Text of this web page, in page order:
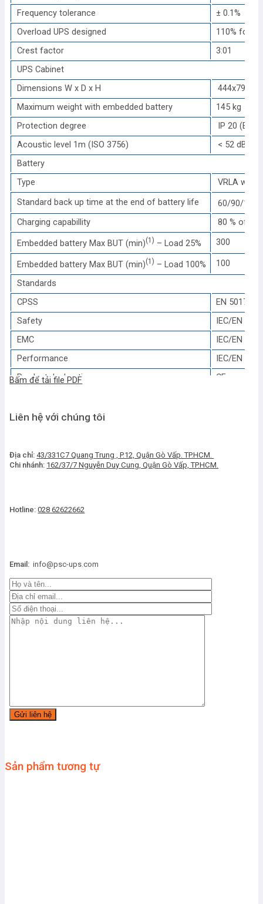
Frequency tolerance
± 0.1%
Overload UPS designed
110% for 5
Crest factor
3:01
UPS Cabinet
Dimensions W x D x H
Maximum weight with embedded battery
145 kg
Protection degree
IP 20 (EN
Acoustic level 1m (ISO 3756)
< 52 dBA
Battery
Type
VRLA with
Standard back up time at the end of battery life
60/90/120
Charging capabillity
80 % of
Embedded battery Max BUT (min)(1) – Load 25% 300
Embedded battery Max BUT (min)(1) – Load 100% 100
Standards
CPSS
EN 50171
Safety
IEC/EN
EMC
IEC/EN
Performance
IEC/EN
Product declaration
CE
Bấm để tải file PDF
Liên hệ với chúng tôi
Địa chỉ: 43/331C7 Quang Trung , P.12, Quận Gò Vấp. TP.HCM.
Chi nhánh: 162/37/7 Nguyễn Duy Cung, Quận Gò Vấp, TP.HCM.
Hotline: 028 62622662
Email: info@psc-ups.com
Sản phẩm tương tự